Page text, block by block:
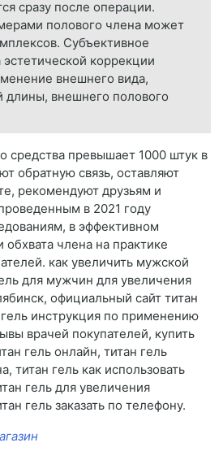
сразу после операции.
полового члена может
Субъективное
коррекции
внешнего вида,
внешнего полового
средства превышает 1000 штук в
обратную связь, оставляют
рекомендуют друзьям и
в 2021 году
в эффективном
члена на практике
как увеличить мужской
для мужчин для увеличения
официальный сайт титан
гель инструкция по применению
врачей покупателей, купить
гель онлайн, титан гель
титан гель как использовать
гель для увеличения
гель заказать по телефону.